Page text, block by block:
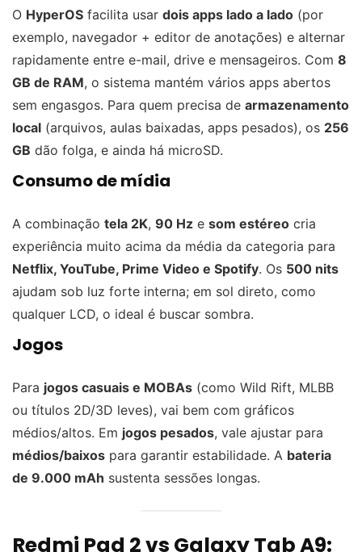
O HyperOS facilita usar dois apps lado a lado (por
exemplo, navegador + editor de anotações) e alternar
rapidamente entre e-mail, drive e mensageiros. Com 8
GB de RAM, o sistema mantém vários apps abertos
sem engasgos. Para quem precisa de armazenamento
local (arquivos, aulas baixadas, apps pesados), os 256
GB dão folga, e ainda há microSD.
Consumo de mídia
A combinação tela 2K, 90 Hz e som estéreo cria
experiência muito acima da média da categoria para
Netflix, YouTube, Prime Video e Spotify. Os 500 nits
ajudam sob luz forte interna; em sol direto, como
qualquer LCD, o ideal é buscar sombra.
Jogos
Para jogos casuais e MOBAs (como Wild Rift, MLBB
ou títulos 2D/3D leves), vai bem com gráficos
médios/altos. Em jogos pesados, vale ajustar para
médios/baixos para garantir estabilidade. A bateria
de 9.000 mAh sustenta sessões longas.
Redmi Pad 2 vs Galaxy Tab A9: